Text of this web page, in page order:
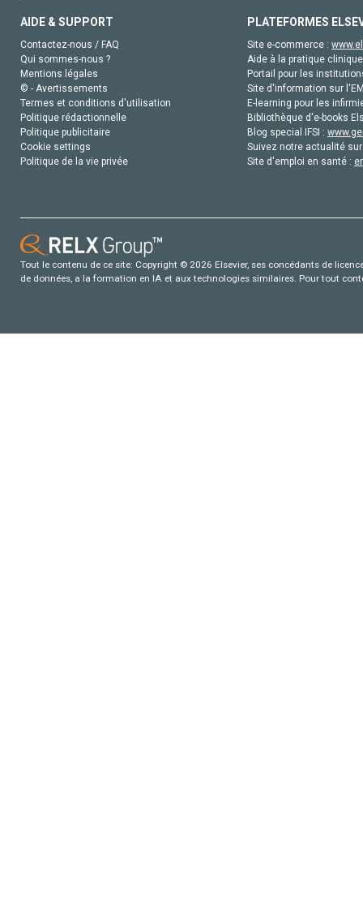
AIDE & SUPPORT
Contactez-nous / FAQ
Qui sommes-nous ?
Mentions légales
© - Avertissements
Termes et conditions d'utilisation
Politique rédactionnelle
Politique publicitaire
Cookie settings
Politique de la vie privée
PLATEFORMES
Site e-commerce :
Aide à la pratique
Portail pour les
Site d'information sur
E-learning pour les
Bibliothèque d'e-books
Blog special IFSI :
Suivez notre actualité
Site d'emploi en santé :
Tout le contenu de ce site: Copyright © 2026 Elsevier, ses concédants de
de données, a la formation en IA et aux technologies similaires. Pour tout